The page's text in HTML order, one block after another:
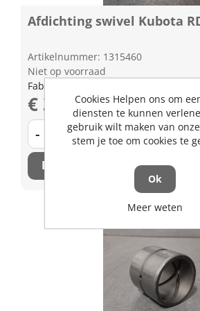
Afdichting swivel Kubota
Artikelnummer: 1315460
Niet op voorraad
Fabrikant artikel nummer:
€ 33,96 excl. BTW
-
Bestel nu!
Cookies Helpen ons om
diensten te kunnen
gebruik wilt maken van
stem je toe om cookies te
Ok
Meer weten